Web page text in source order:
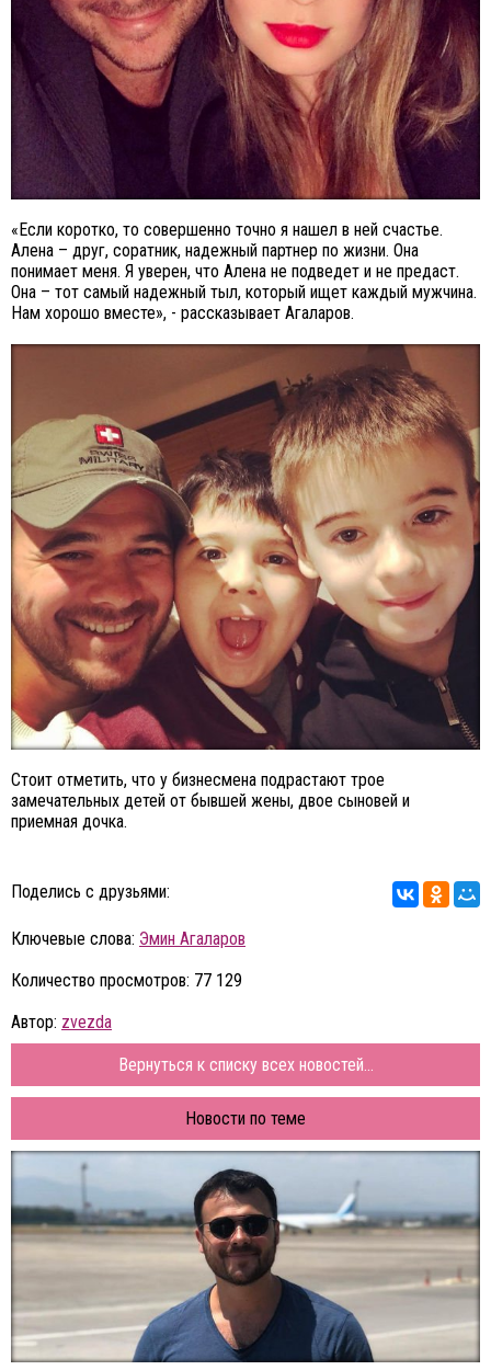
«Если коротко, то совершенно точно я нашел в ней счастье.
Алена – друг, соратник, надежный партнер по жизни. Она
понимает меня. Я уверен, что Алена не подведет и не предаст.
Она – тот самый надежный тыл, который ищет каждый мужчина.
Нам хорошо вместе», - рассказывает Агаларов.
Стоит отметить, что у бизнесмена подрастают трое
замечательных детей от бывшей жены, двое сыновей и
приемная дочка.
Поделись с друзьями:
Ключевые слова: Эмин Агаларов
Количество просмотров: 77 129
Автор: zvezda
Вернуться к списку всех новостей...
Новости по теме